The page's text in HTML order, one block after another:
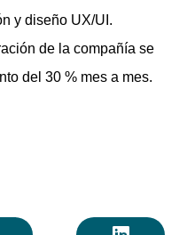
y diseño UX/UI.
de la compañía se
del 30 % mes a mes.